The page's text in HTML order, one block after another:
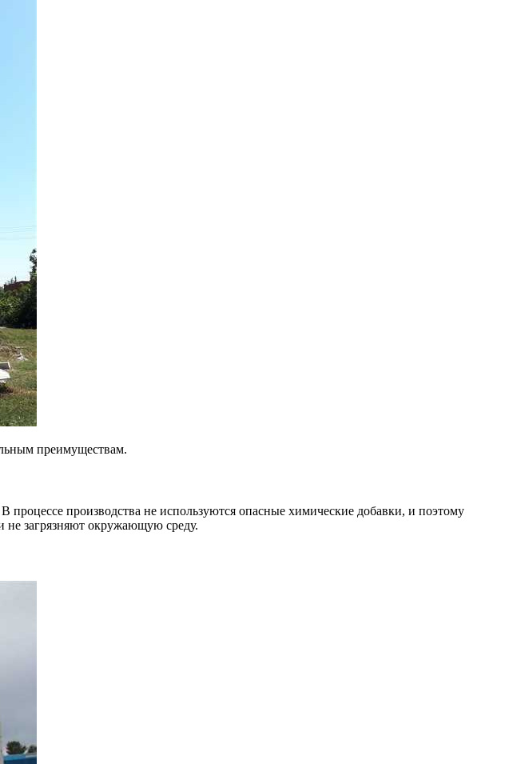
преимуществам.
процессе производства не используются опасные химические добавки, и поэтому
не загрязняют окружающую среду.